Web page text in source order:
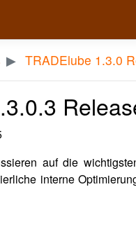
TRADElube 1.3.0
auf die
interne